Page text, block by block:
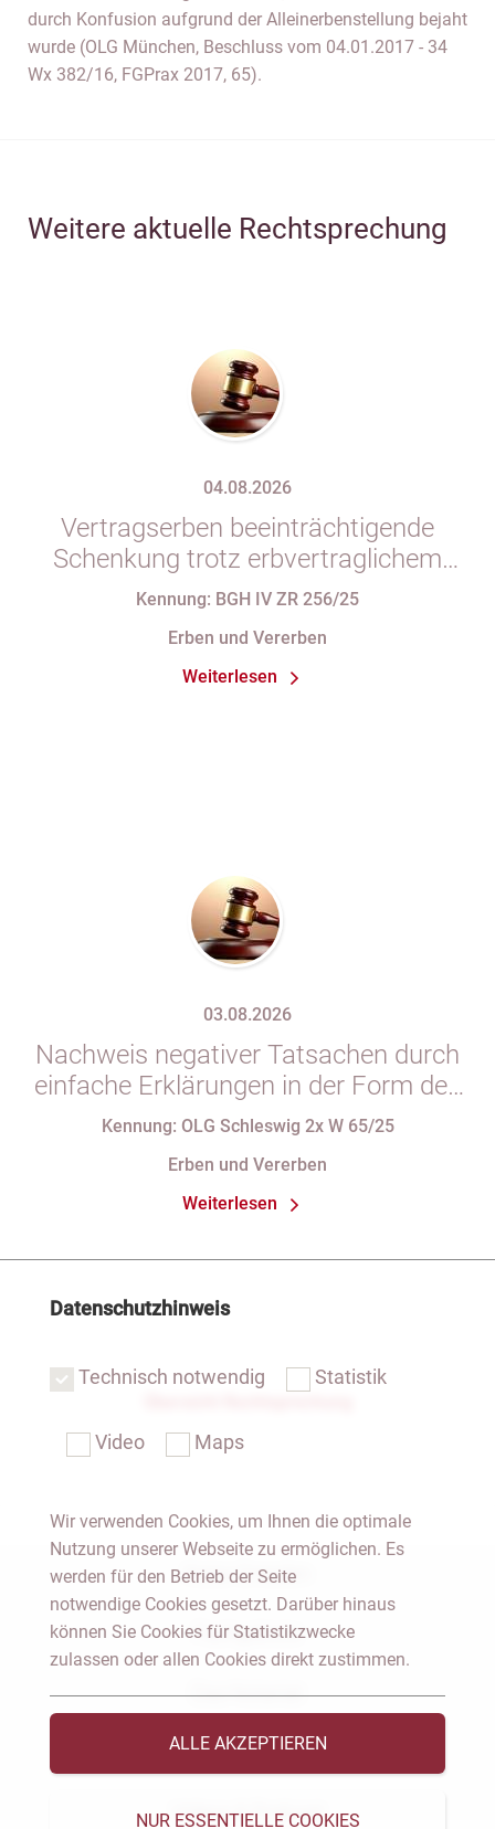
durch Konfusion aufgrund der Alleinerbenstellung bejaht
wurde (OLG München, Beschluss vom 04.01.2017 - 34
Wx 382/16, FGPrax 2017, 65).
Weitere aktuelle Rechtsprechung
04.08.2026
Vertragserben beeinträchtigende
Schenkung trotz erbvertraglichem
Rücktrittsvorbehalt
Kennung: BGH IV ZR 256/25
Erben und Vererben
Weiterlesen
03.08.2026
Nachweis negativer Tatsachen durch
einfache Erklärungen in der Form des
§ 29 GBO (hier: Nichtgeltendmachung
Kennung: OLG Schleswig 2x W 65/25
Erben und Vererben
Weiterlesen
Notar Dresden
Fachgebiete
Das Notariat
Vorträge & Veröffentlichungen
Videos & Podcast
Datenschutzhinweis
Technisch notwendig Statistik
Video Maps
Wir verwenden Cookies, um Ihnen die optimale
Nutzung unserer Webseite zu ermöglichen. Es
werden für den Betrieb der Seite
notwendige Cookies gesetzt. Darüber hinaus
können Sie Cookies für Statistikzwecke
zulassen oder allen Cookies direkt zustimmen.
ALLE AKZEPTIEREN
NUR ESSENTIELLE COOKIES